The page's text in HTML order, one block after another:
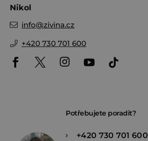
Nikol
info@zivina.cz
+420 730 701 600
Potřebujete poradit?
+420 730 701 600